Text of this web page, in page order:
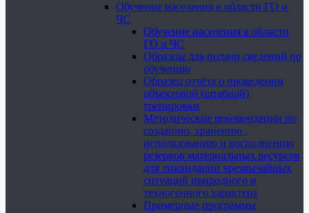
Обучение населения в области ГО и
ЧС
Обучение населения в области
ГО и ЧС
Образцы для подачи сведений по
обучению
Образец отчёта о проведении
объектовой (штабной)
тренировки
Методические рекомендации по
созданию, хранению ,
использованию и восполнению
резервов материальных ресурсов
для ликвидации чрезвычайных
ситуаций природного и
техногенного характера
Примерные программы